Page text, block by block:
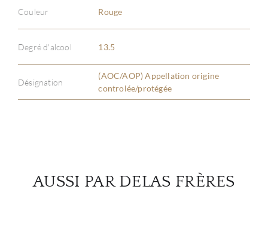
Couleur Rouge
Degré d'alcool 13.5
Désignation
(AOC/AOP) Appellation origine
controlée/protégée
AUSSI PAR DELAS FRÈRES